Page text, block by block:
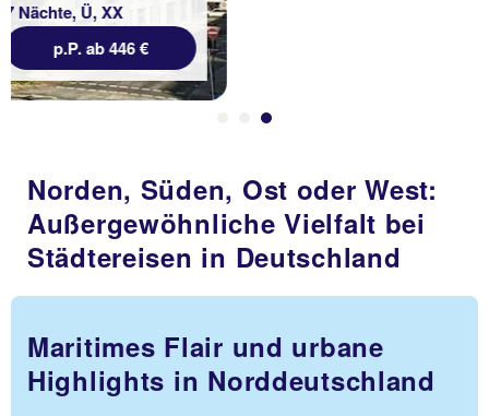
Norden, Süden, Ost oder West:
Außergewöhnliche Vielfalt bei
Städtereisen in Deutschland
Maritimes Flair und urbane
Highlights in Norddeutschland